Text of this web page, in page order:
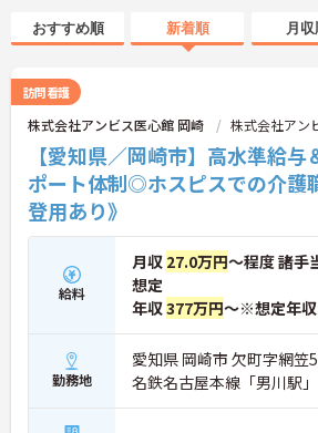
おすすめ順 新着順 月
訪問看護
株式会社アンビス医心館 岡崎 株式会社アン
【愛知県／岡崎市】高水準給
ポート体制◎ホスピスでの介護
登用あり》
給料
月収 27.0万円～程度 諸手
想定
年収377万円～※想定年収
勤務地
愛知県 岡崎市 欠町字網笠
名鉄名古屋本線「男川駅